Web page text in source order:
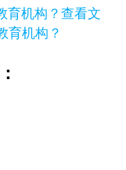
查看文
育机构？